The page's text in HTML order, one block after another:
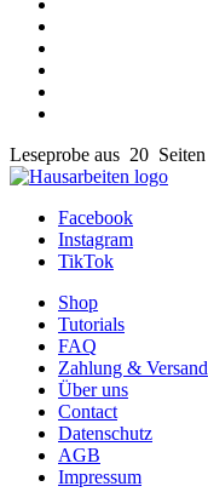
Leseprobe aus 20 Seiten
Facebook
Instagram
TikTok
Shop
Tutorials
FAQ
Zahlung & Versand
Über uns
Contact
Datenschutz
AGB
Impressum